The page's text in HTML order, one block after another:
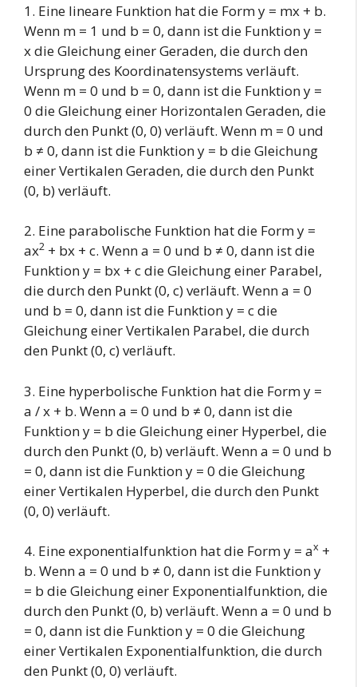
1. Eine lineare Funktion hat die Form y = mx + b.
Wenn m = 1 und b = 0, dann ist die Funktion y =
x die Gleichung einer Geraden, die durch den
Ursprung des Koordinatensystems verläuft.
Wenn m = 0 und b = 0, dann ist die Funktion y =
0 die Gleichung einer Horizontalen Geraden, die
durch den Punkt (0, 0) verläuft. Wenn m = 0 und
b ≠ 0, dann ist die Funktion y = b die Gleichung
einer Vertikalen Geraden, die durch den Punkt
(0, b) verläuft.
2. Eine parabolische Funktion hat die Form y =
ax2 + bx + c. Wenn a = 0 und b ≠ 0, dann ist die
Funktion y = bx + c die Gleichung einer Parabel,
die durch den Punkt (0, c) verläuft. Wenn a = 0
und b = 0, dann ist die Funktion y = c die
Gleichung einer Vertikalen Parabel, die durch
den Punkt (0, c) verläuft.
3. Eine hyperbolische Funktion hat die Form y =
a / x + b. Wenn a = 0 und b ≠ 0, dann ist die
Funktion y = b die Gleichung einer Hyperbel, die
durch den Punkt (0, b) verläuft. Wenn a = 0 und b
= 0, dann ist die Funktion y = 0 die Gleichung
einer Vertikalen Hyperbel, die durch den Punkt
(0, 0) verläuft.
4. Eine exponentialfunktion hat die Form y = ax +
b. Wenn a = 0 und b ≠ 0, dann ist die Funktion y
= b die Gleichung einer Exponentialfunktion, die
durch den Punkt (0, b) verläuft. Wenn a = 0 und b
= 0, dann ist die Funktion y = 0 die Gleichung
einer Vertikalen Exponentialfunktion, die durch
den Punkt (0, 0) verläuft.